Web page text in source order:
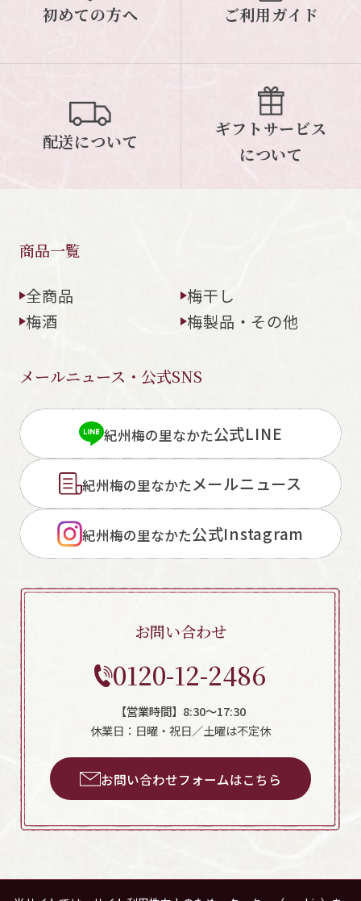
初めての方へ ご利用ガイド
配送について
ギフトサービス
について
商品一覧
全商品
梅干し
梅酒
梅製品・その他
メールニュース・公式SNS
紀州梅の里なかた公式LINE
紀州梅の里なかたメールニュース
紀州梅の里なかた公式Instagram
お問い合わせ
0120-12-2486
【営業時間】8:30～17:30
休業日：日曜・祝日／土曜は不定休
お問い合わせフォームはこちら